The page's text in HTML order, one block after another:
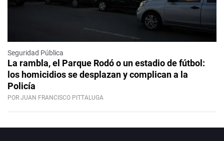
Seguridad Pública
La rambla, el Parque Rodó o un estadio de fútbol:
los homicidios se desplazan y complican a la
Policía
POR JUAN FRANCISCO PITTALUGA